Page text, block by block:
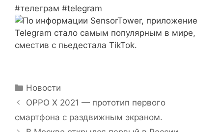
#телеграм #telegram
Рубрики
Новости
OPPO X 2021 — прототип первого
смартфона с раздвижным экраном.